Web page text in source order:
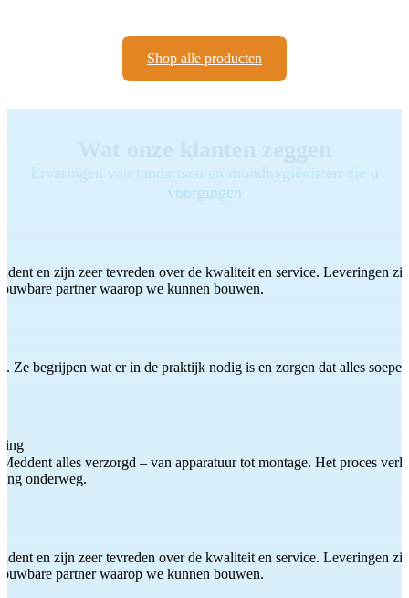
Shop alle producten
Ervaringen van tandartsen en mondhygiënisten die u
voorgingen
en zijn zeer tevreden over de kwaliteit en service. Leveringen
partner waarop we kunnen bouwen.
Ze begrijpen wat er in de praktijk nodig is en zorgen dat alles
alles verzorgd – van apparatuur tot montage. Het proces
onderweg.
en zijn zeer tevreden over de kwaliteit en service. Leveringen
partner waarop we kunnen bouwen.